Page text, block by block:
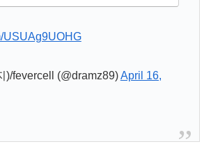
USUAg9UOHG
fevercell (@dramz89)April 16,